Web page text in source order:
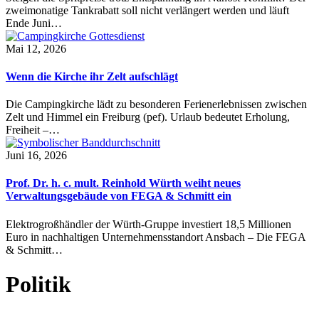
zweimonatige Tankrabatt soll nicht verlängert werden und läuft
Ende Juni…
Mai 12, 2026
Wenn die Kirche ihr Zelt aufschlägt
Die Campingkirche lädt zu besonderen Ferienerlebnissen zwischen
Zelt und Himmel ein Freiburg (pef). Urlaub bedeutet Erholung,
Freiheit –…
Juni 16, 2026
Prof. Dr. h. c. mult. Reinhold Würth weiht neues
Verwaltungsgebäude von FEGA & Schmitt ein
Elektrogroßhändler der Würth-Gruppe investiert 18,5 Millionen
Euro in nachhaltigen Unternehmensstandort Ansbach – Die FEGA
& Schmitt…
Politik